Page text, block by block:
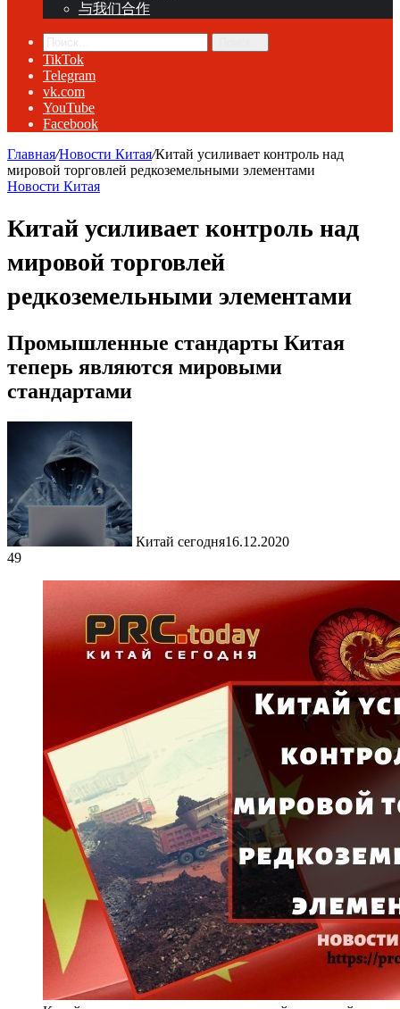
与我们合作
TikTok
Telegram
vk.com
YouTube
Facebook
Главная/Новости Китая/Китай усиливает контроль над
мировой торговлей редкоземельными элементами
Новости Китая
Китай усиливает контроль над
мировой торговлей
редкоземельными элементами
Промышленные стандарты Китая
теперь являются мировыми
стандартами
Китай сегодня16.12.2020
49